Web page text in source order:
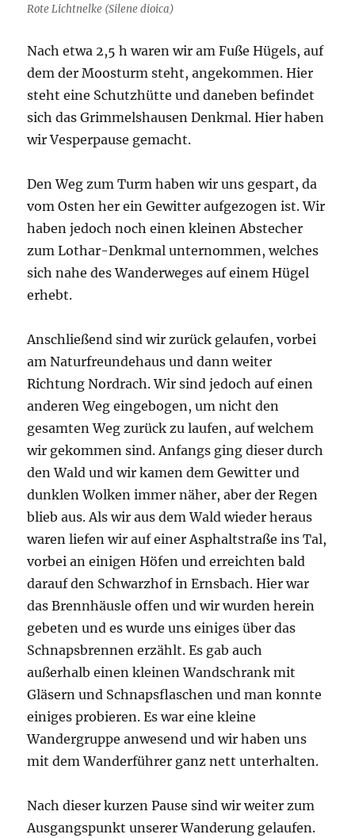
Rote Lichtnelke (Silene dioica)
Nach etwa 2,5 h waren wir am Fuße Hügels, auf
dem der Moosturm steht, angekommen. Hier
steht eine Schutzhütte und daneben befindet
sich das Grimmelshausen Denkmal. Hier haben
wir Vesperpause gemacht.
Den Weg zum Turm haben wir uns gespart, da
vom Osten her ein Gewitter aufgezogen ist. Wir
haben jedoch noch einen kleinen Abstecher
zum Lothar-Denkmal unternommen, welches
sich nahe des Wanderweges auf einem Hügel
erhebt.
Anschließend sind wir zurück gelaufen, vorbei
am Naturfreundehaus und dann weiter
Richtung Nordrach. Wir sind jedoch auf einen
anderen Weg eingebogen, um nicht den
gesamten Weg zurück zu laufen, auf welchem
wir gekommen sind. Anfangs ging dieser durch
den Wald und wir kamen dem Gewitter und
dunklen Wolken immer näher, aber der Regen
blieb aus. Als wir aus dem Wald wieder heraus
waren liefen wir auf einer Asphaltstraße ins Tal,
vorbei an einigen Höfen und erreichten bald
darauf den Schwarzhof in Ernsbach. Hier war
das Brennhäusle offen und wir wurden herein
gebeten und es wurde uns einiges über das
Schnapsbrennen erzählt. Es gab auch
außerhalb einen kleinen Wandschrank mit
Gläsern und Schnapsflaschen und man konnte
einiges probieren. Es war eine kleine
Wandergruppe anwesend und wir haben uns
mit dem Wanderführer ganz nett unterhalten.
Nach dieser kurzen Pause sind wir weiter zum
Ausgangspunkt unserer Wanderung gelaufen.